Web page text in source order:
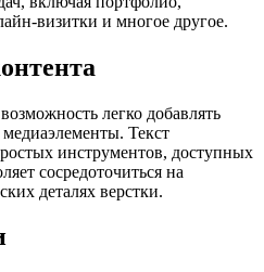
визитки и многое другое.
легко добавлять
Текст
инструментов, доступных
сосредоточиться на
деталях верстки.